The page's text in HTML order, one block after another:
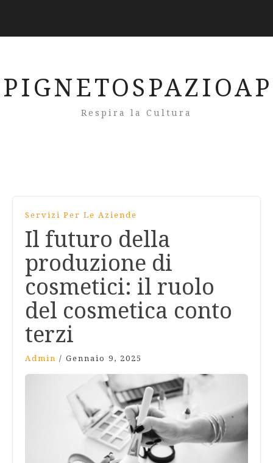
Respira la Cultura
Servizi Per Le Aziende
Il futuro della
produzione di
cosmetici: il ruolo
del cosmetica conto
terzi
Admin / Gennaio 9, 2025